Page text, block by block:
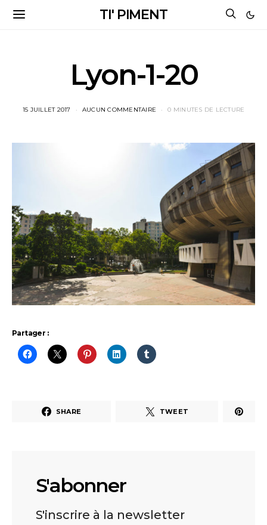
TI' PIMENT
Lyon-1-20
15 JUILLET 2017 AUCUN COMMENTAIRE 0 MINUTES DE LECTURE
Partager :
SHARE TWEET
S'abonner
S'inscrire à la newsletter